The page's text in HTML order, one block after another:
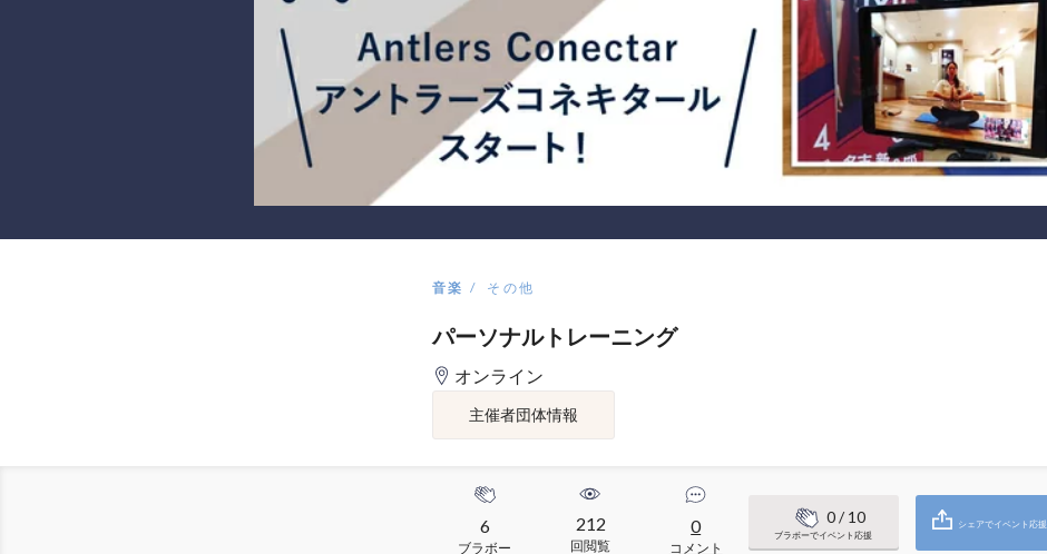
音楽 その他
パーソナルトレーニング
オンライン
主催者団体情報
6
ブラボー
212
回閲覧
0
コメント
0/ 10
ブラボーでイベント応援
シェアでイベント応援